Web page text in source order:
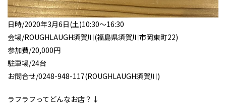
日時/2020年3月6日(土)10:30～16:30
会場/ROUGHLAUGH須賀川(福島県須賀川市岡東町22)
参加費/20,000円
駐車場/24台
お問合せ/0248-948-117(ROUGHLAUGH須賀川)
ラフラフってどんなお店？↓